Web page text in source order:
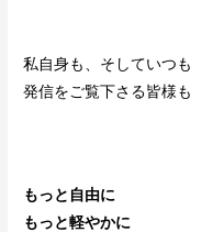
私自身も、そしていつも
発信をご覧下さる皆様も
もっと自由に
もっと軽やかに